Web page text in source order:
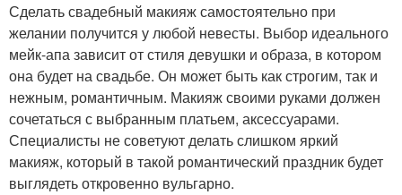
Сделать свадебный макияж самостоятельно при
желании получится у любой невесты. Выбор идеального
мейк-апа зависит от стиля девушки и образа, в котором
она будет на свадьбе. Он может быть как строгим, так и
нежным, романтичным. Макияж своими руками должен
сочетаться с выбранным платьем, аксессуарами.
Специалисты не советуют делать слишком яркий
макияж, который в такой романтический праздник будет
выглядеть откровенно вульгарно.